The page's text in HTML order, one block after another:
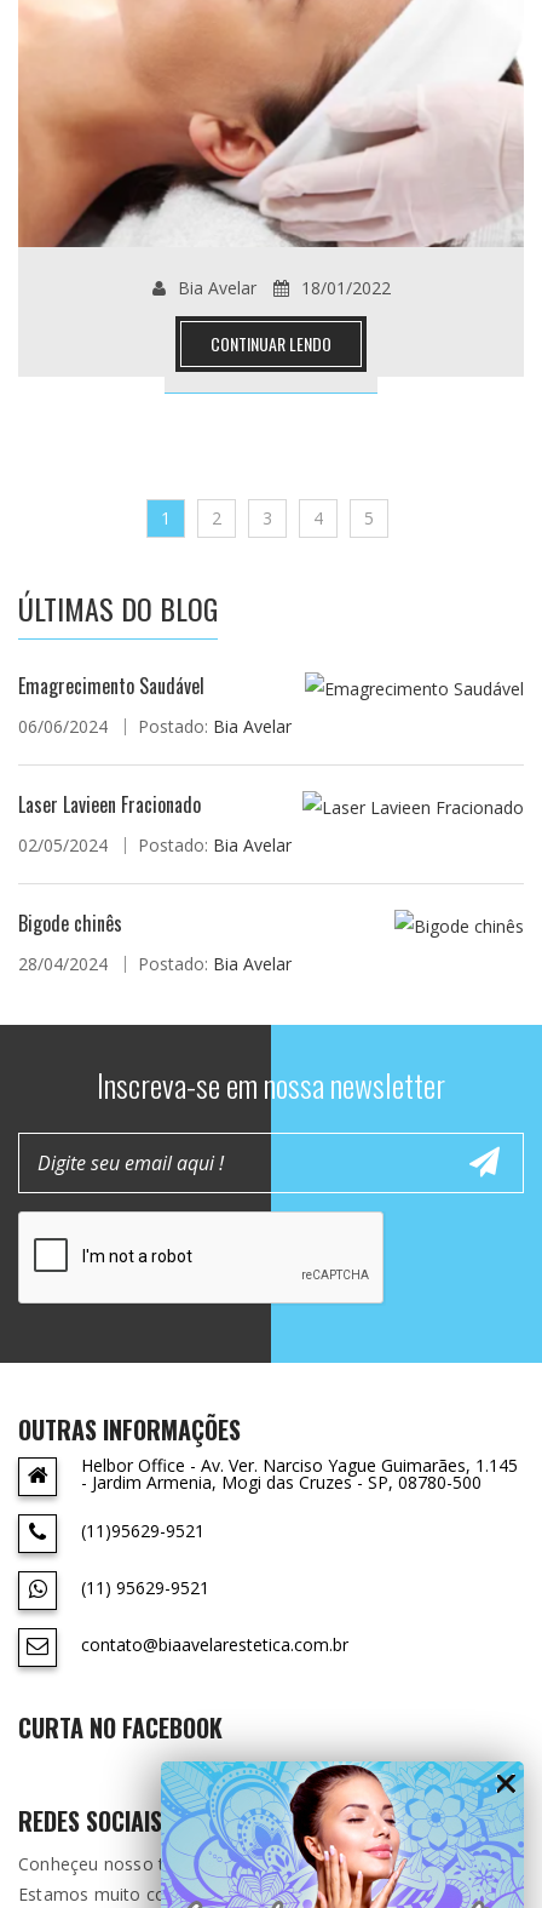
Bia Avelar 18/01/2022
CONTINUAR LENDO
1 2 3 4 5
ÚLTIMAS DO BLOG
Emagrecimento Saudável
06/06/2024 Postado: Bia Avelar
Laser Lavieen Fracionado
02/05/2024 Postado: Bia Avelar
Bigode chinês
28/04/2024 Postado: Bia Avelar
Inscreva-se em nossa newsletter
OUTRAS INFORMAÇÕES
Helbor Office - Av. Ver. Narciso Yague Guimarães, 1.145
- Jardim Armenia, Mogi das Cruzes - SP, 08780-500
(11)95629-9521
(11) 95629-9521
contato@biaavelarestetica.com.br
CURTA NO FACEBOOK
REDES SOCIAIS
Conheçeu nosso trabalho ?
Estamos muito contente por ter você aqui.